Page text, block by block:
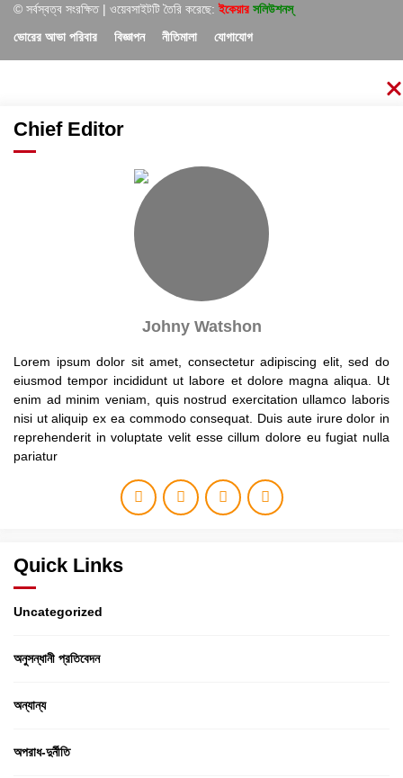
© সর্বস্বত্ব সংরক্ষিত | ওয়েবসাইটটি তৈরি করেছে:ইকেয়ার সলিউশনস্
ভোরের আভা পরিবার
বিজ্ঞাপন নীতিমালা যোগাযোগ
Chief Editor
Johny Watshon
Lorem ipsum dolor sit amet, consectetur adipiscing elit, sed do
eiusmod tempor incididunt ut labore et dolore magna aliqua. Ut
enim ad minim veniam, quis nostrud exercitation ullamco laboris
nisi ut aliquip ex ea commodo consequat. Duis aute irure dolor in
reprehenderit in voluptate velit esse cillum dolore eu fugiat nulla
pariatur
Quick Links
Uncategorized
অনুসন্ধানী প্রতিবেদন
অন্যান্য
অপরাধ-দুর্নীতি